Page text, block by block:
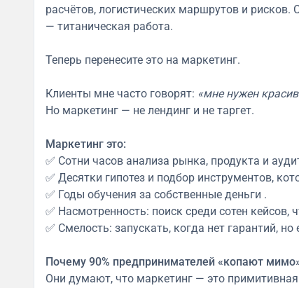
расчётов, логистических маршрутов и
— титаническая работа.
Теперь перенесите это на маркетинг.
Клиенты мне часто говорят: «мне нужен
Но маркетинг — не лендинг и не таргет.
Маркетинг это:
✅ Сотни часов анализа рынка, продукта и
✅ Десятки гипотез и подбор инструментов,
✅ Годы обучения за собственные деньги .
✅ Насмотренность: поиск среди сотен
✅ Смелость: запускать, когда нет гарантий,
Почему 90% предпринимателей «копают
Они думают, что маркетинг — это